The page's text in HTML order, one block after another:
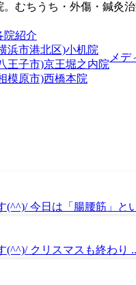
むちうち・外傷・鍼灸
院紹介
浜市港北区)小机院
王子市)京王堀之内院
模原市)西橋本院
メデ
(^^)/ 今日は「腸腰筋」と
(^^)/ クリスマスも終わり